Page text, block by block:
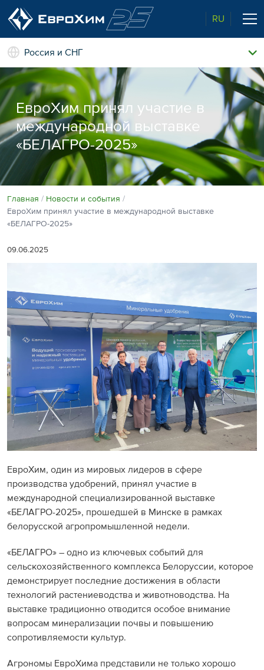
RU
Наши удобрения
О нас
Поддержка и сопровождение
Качество от лидера рынка
Экологичность
Агросервис
Агроэкспертиза
Полевые опыты
Новости и события
Наши контакты
Центр знаний
Россия и СНГ
ЕвроХим принял участие в
международной выставке
«БЕЛАГРО-2025»
Главная
Новости и события
ЕвроХим принял участие в международной выставке
«БЕЛАГРО-2025»
09.06.2025
ЕвроХим, один из мировых лидеров в сфере
производства удобрений, принял участие в
международной специализированной выставке
«БЕЛАГРО-2025», прошедшей в Минске в рамках
белорусской агропромышленной недели.
«БЕЛАГРО» – одно из ключевых событий для
сельскохозяйственного комплекса Белоруссии, которое
демонстрирует последние достижения в области
технологий растениеводства и животноводства. На
выставке традиционно отводится особое внимание
вопросам минерализации почвы и повышению
сопротивляемости культур.
Агрономы ЕвроХима представили не только хорошо